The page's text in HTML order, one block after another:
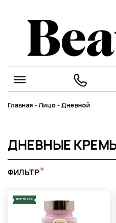
Главная-Лицо-Дневной
ДНЕВНЫЕ
ФИЛЬТР
BESTSELLER